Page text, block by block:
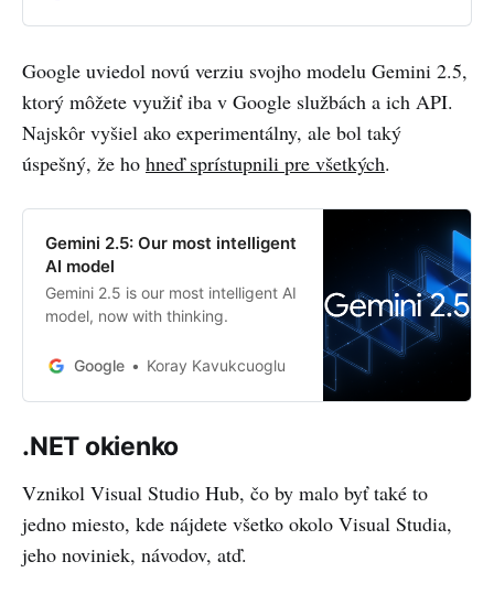
which received widespread
from the community. Building on
the Qwen2.5-VL series, we
continued to optimize the model
using reinforcement learning and
open-sourced the new VL model
— Qwen2.5-VL-32B-Instruct.
Compared to the previously
released Qwen2.
Google uviedol novú verziu svojho modelu Gemini 2.5,
ktorý môžete využiť iba v Google službách a ich API.
Najskôr vyšiel ako experimentálny, ale bol taký
úspešný, že ho hneď sprístupnili pre všetkých.
Gemini 2.5: Our most intelligent
AI model
Gemini 2.5 is our most intelligent AI
model, now with thinking.
Google Koray Kavukcuoglu
.NET okienko
Vznikol Visual Studio Hub, čo by malo byť také to
jedno miesto, kde nájdete všetko okolo Visual Studia,
jeho noviniek, návodov, atď.